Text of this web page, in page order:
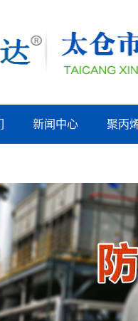
新闻中心 聚丙